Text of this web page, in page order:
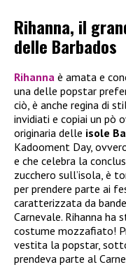
Rihanna, il
delle Barbados
Rihanna è amata e
una delle popstar
ciò, è anche regina di
invidiati e copiai un pò
originaria delle isole
Kadooment Day,
e che celebra la
zucchero sull’isola, è
per prendere parte ai
caratterizzata da
Carnevale. Rihanna
costume mozzafiato!
vestita la popstar,
prendeva parte al